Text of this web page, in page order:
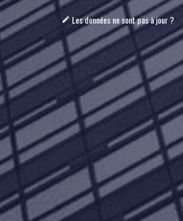
mode_edit Les données ne sont pas à jour ?